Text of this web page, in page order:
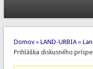
Nachádzate sa
Domov» LAND-URBIA»
Prihláška diskusného